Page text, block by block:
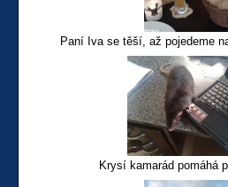
Paní Iva se těší, až pojedeme
Krysí kamarád pomáhá